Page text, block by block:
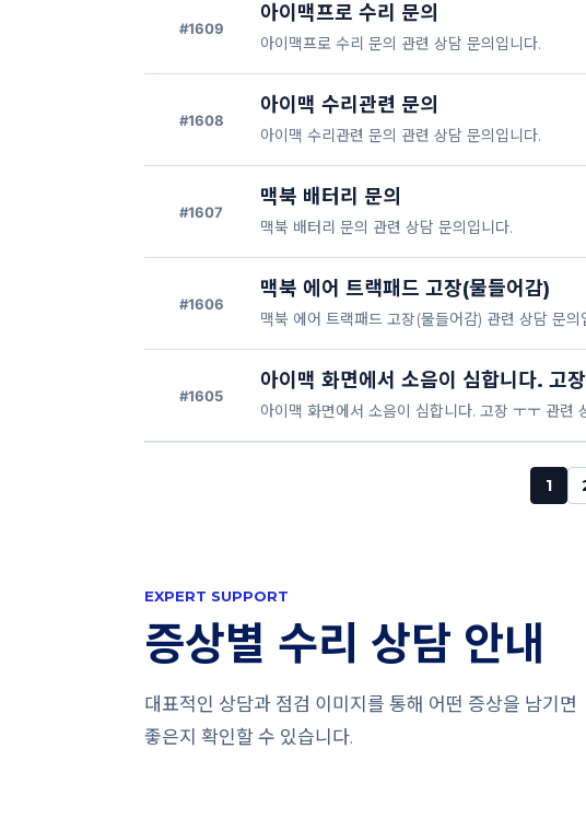
#1609
아이맥프로 수리 문의
아이맥프로 수리 문의 관련 상담 문의입니다.
#1608
아이맥 수리관련 문의
아이맥 수리관련 문의 관련 상담 문의입니다.
#1607
맥북 배터리 문의
맥북 배터리 문의 관련 상담 문의입니다.
#1606
맥북 에어 트랙패드 고장(물들어감)
맥북 에어 트랙패드 고장(물들어감) 관련 상담 문의
#1605
아이맥 화면에서 소음이 심합니다. 고
아이맥 화면에서 소음이 심합니다. 고장 ㅜㅜ 관련
1
EXPERT SUPPORT
증상별 수리 상담 안내
대표적인 상담과 점검 이미지를 통해 어떤 증상을 남기면
좋은지 확인할 수 있습니다.